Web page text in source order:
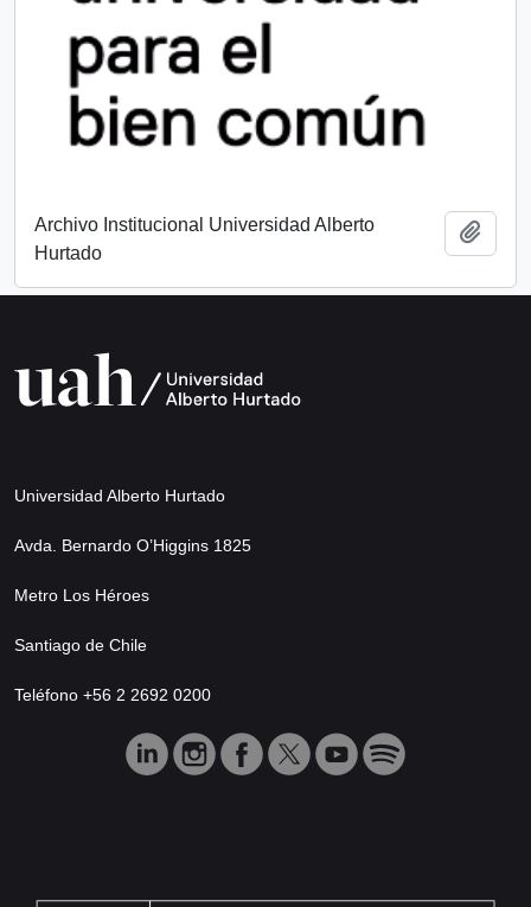
Archivo Institucional Universidad Alberto
Hurtado
Universidad Alberto Hurtado
Avda. Bernardo O’Higgins 1825
Metro Los Héroes
Santiago de Chile
Teléfono +56 2 2692 0200